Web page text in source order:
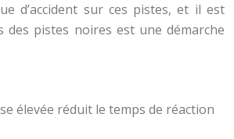
d’accident sur ces pistes, et il est
pistes noires est une démarche
élevée réduit le temps de réaction